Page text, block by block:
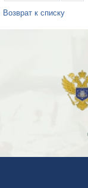
Возврат к списку